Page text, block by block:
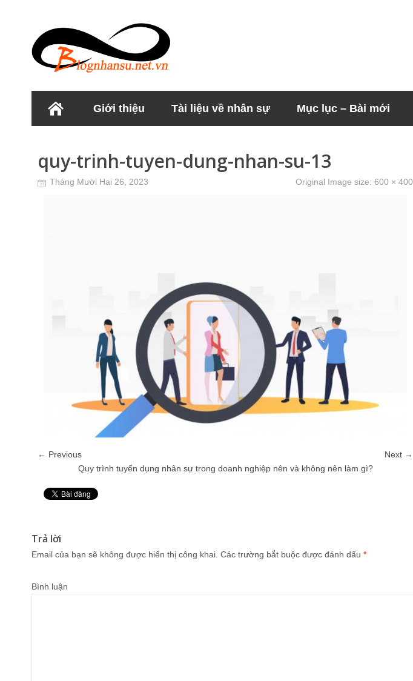
Giới thiệu Tài liệu về nhân sự Mục lục – Bài mới
quy-trinh-tuyen-dung-nhan-su-13
Tháng Mười Hai 26, 2023 Original Image size: 600 × 400
← Previous
Next →
Quy trình tuyển dụng nhân sự trong doanh nghiệp nên và không nên làm gì?
Trả lời
Email của bạn sẽ không được hiển thị công khai. Các trường bắt buộc được đánh dấu *
Bình luận